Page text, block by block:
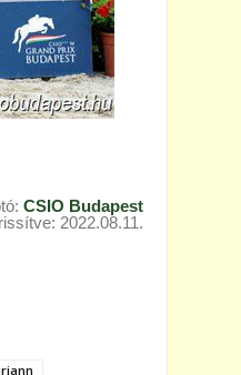
CSIO Budapest
2022.08.11.